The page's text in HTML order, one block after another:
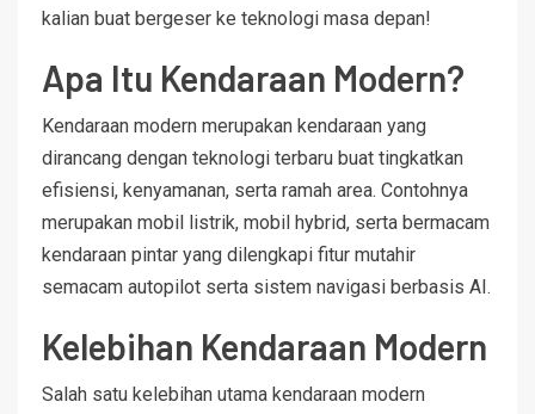
kalian buat bergeser ke teknologi masa depan!
Apa Itu Kendaraan Modern?
Kendaraan modern merupakan kendaraan yang
dirancang dengan teknologi terbaru buat tingkatkan
efisiensi, kenyamanan, serta ramah area. Contohnya
merupakan mobil listrik, mobil hybrid, serta bermacam
kendaraan pintar yang dilengkapi fitur mutahir
semacam autopilot serta sistem navigasi berbasis AI.
Kelebihan Kendaraan Modern
Salah satu kelebihan utama kendaraan modern